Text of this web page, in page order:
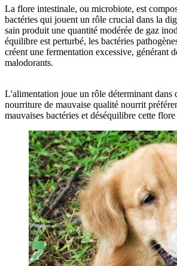
La flore intestinale, ou microbiote, est
bactéries qui jouent un rôle crucial dans la
sain produit une quantité modérée de gaz
équilibre est perturbé, les bactéries
créent une fermentation excessive, générant
malodorants.
L'alimentation joue un rôle déterminant dans
nourriture de mauvaise qualité nourrit
mauvaises bactéries et déséquilibre cette